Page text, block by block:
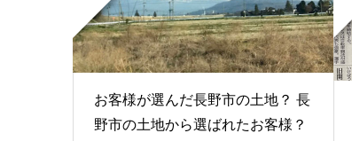
お客様が選んだ長野市の土地？ 長
野市の土地から選ばれたお客様？